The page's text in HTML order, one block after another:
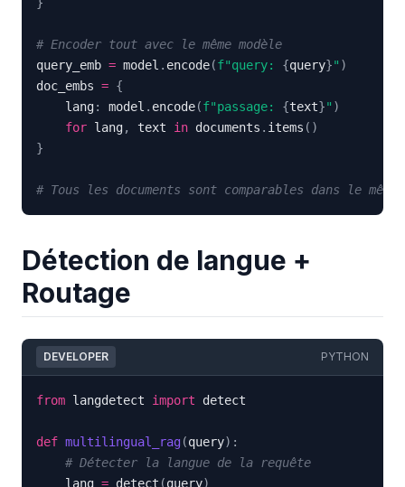
# Encoder tout avec le même modèle
query_emb = model . encode(f"query: {query}" )
doc_embs = {
    lang
: model . encode(f"passage: {text}" )
for lang, text in documents . items ( )
}
# Tous les documents sont comparables dans le
Détection de langue +
Routage
DEVELOPER PYTHON
from langdetect import
def multilingual_rag(query) :
# Détecter la langue de la requête
    lang
= detect (query)